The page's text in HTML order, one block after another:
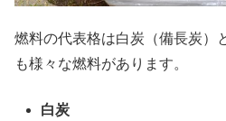
燃料の代表格は白炭（備長炭）
も様々な燃料があります。
白炭